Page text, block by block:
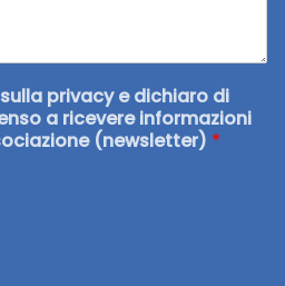
privacy e dichiaro di
a ricevere informazioni
(newsletter) *